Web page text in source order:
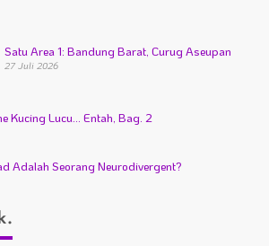
Satu Area 1: Bandung Barat, Curug Aseupan
27 Juli 2026
Kucing Lucu… Entah, Bag. 2
Adalah Seorang Neurodivergent?